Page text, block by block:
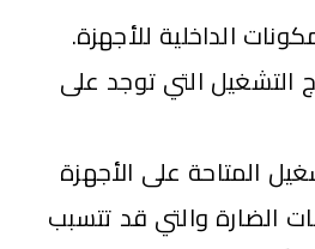
الداخلية للأجهزة.
التشغيل التي توجد على
المتاحة على الأجهزة
الضارة والتي قد تتسبب